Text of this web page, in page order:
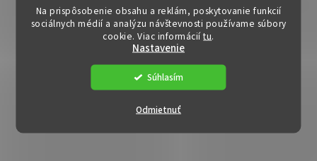
Na prispôsobenie obsahu a reklám, poskytovanie funkcií
sociálnych médií a analýzu návštevnosti používame súbory
cookie. Viac informáciítu.
Nastavenie
Odmietnuť
Súhlasím
DO KOŠÍKA DO KOŠÍKA